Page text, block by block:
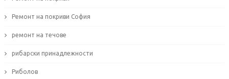
Ремонт на покриви София
ремонт на течове
рибарски принадлежности
Риболов